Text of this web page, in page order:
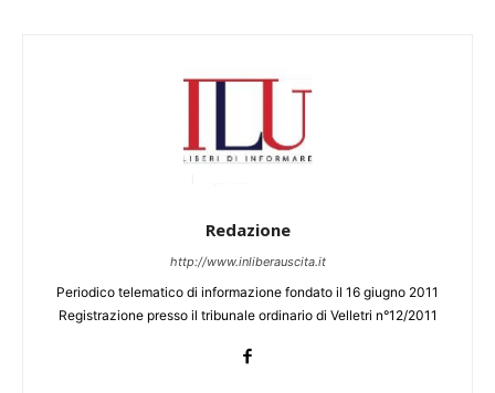
Redazione
http://www.inliberauscita.it
Periodico telematico di informazione fondato il 16 giugno 2011
Registrazione presso il tribunale ordinario di Velletri n°12/2011